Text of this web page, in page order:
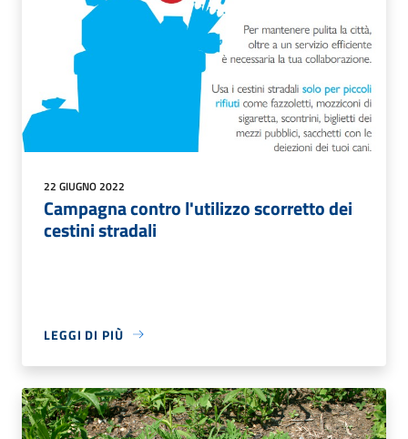
22 GIUGNO 2022
Campagna contro l'utilizzo scorretto dei
cestini stradali
LEGGI DI PIÙ